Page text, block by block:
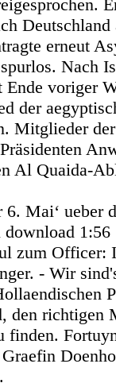
erneut
Nach
voriger
der
Mitglieder
Al Quaida-
Mai‘ ueber
1:56
zum Officer:
- Wir
den richtigen
finden.